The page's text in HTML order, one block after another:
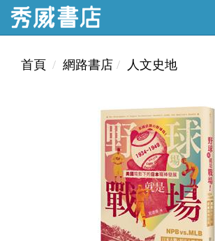
首頁 網路書店 人文史地